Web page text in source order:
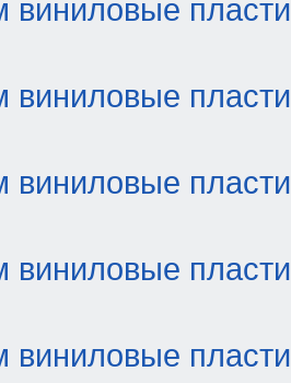
виниловые
виниловые
виниловые
виниловые
виниловые